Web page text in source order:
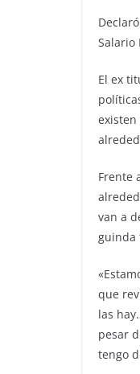
Salario
El ex
Frente
van a
guinda
que
las
pesar
tengo